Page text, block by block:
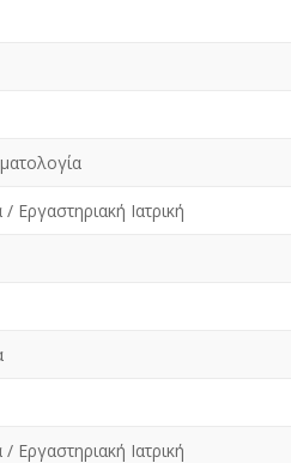
Εργαστηριακή Ιατρική
Εργαστηριακή Ιατρική